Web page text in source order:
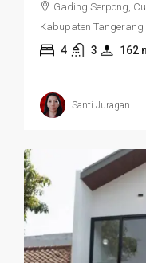
Gading Serpong,
Kabupaten Tangerang
4 3 162
Santi Juragan